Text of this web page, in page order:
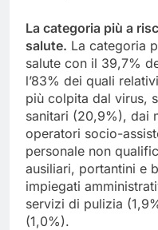
La categoria più a
salute. La categoria
salute con il 39,7%
l’83% dei quali
più colpita dal virus,
sanitari (20,9%), dai
operatori socio-
personale non
ausiliari, portantini e
impiegati
servizi di pulizia
(1,0%).